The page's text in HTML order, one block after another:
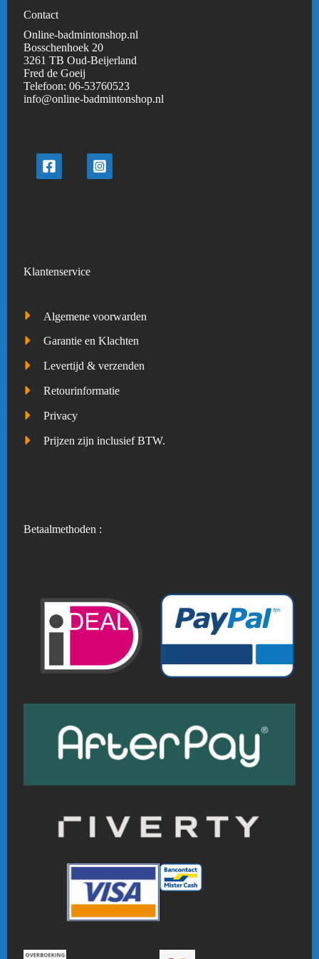
Contact
Online-badmintonshop.nl
Bosschenhoek 20
3261 TB Oud-Beijerland
Fred de Goeij
Telefoon:06-53760523
info@online-badmintonshop.nl
Klantenservice
Algemene voorwarden
Garantie en Klachten
Levertijd & verzenden
Retourinformatie
Privacy
Prijzen zijn inclusief BTW.
Betaalmethoden :